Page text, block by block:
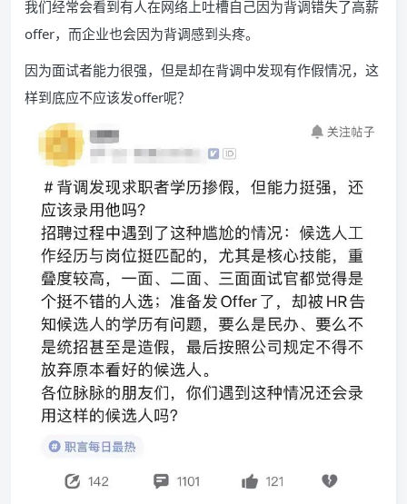
我们经常会看到有人在网络上吐槽自己因为背调错失了高薪
offer，而企业也会因为背调感到头疼。
因为面试者能力很强，但是却在背调中发现有作假情况，这
样到底应不应该发offer呢？